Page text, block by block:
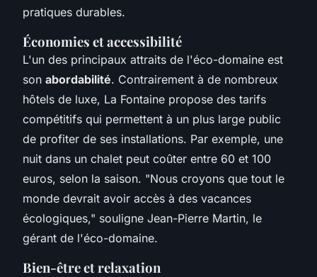
pratiques durables.
Économies et accessibilité
L'un des principaux attraits de l'éco-domaine est
son abordabilité. Contrairement à de nombreux
hôtels de luxe, La Fontaine propose des tarifs
compétitifs qui permettent à un plus large public
de profiter de ses installations. Par exemple, une
nuit dans un chalet peut coûter entre 60 et 100
euros, selon la saison. "Nous croyons que tout le
monde devrait avoir accès à des vacances
écologiques," souligne Jean-Pierre Martin, le
gérant de l'éco-domaine.
Bien-être et relaxation